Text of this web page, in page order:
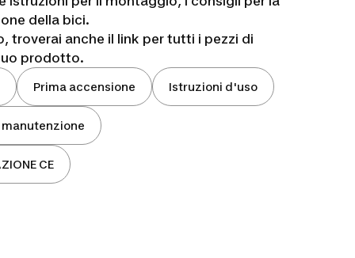
della bici.
troverai anche il link per tutti i pezzi di
prodotto.
Prima accensione Istruzioni d'uso
CE